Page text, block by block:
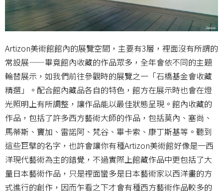
Artizon美術館館內的展覽空間，主要有3層，裡面沒有所謂的
常設展——畢竟館內收藏的作品眾多，全年會依不同的主題
輪替展示，如我們前往參觀時的展覽之一「石橋基金會收藏
精選」。配合館內藏品各自的特色，館方在展示時也會在燈
光照明上有所調整，讓作品能以最佳狀態呈現。館內收藏的
作品，包括了許多西方藝術大師的作品，包括莫內、塞尚、
馬蒂斯、竇加、雷諾阿、梵谷、畢卡索、康丁斯基等。聽到
這些巨擘的名字，也許會讓你有種Artizon美術館好像是一西
洋現代藝術為主的錯覺，不過實際上館藏作品中更包括了大
量日本藝術作品，只是裡面蠻多是日本藝術家以西洋畫的方
式進行的創作，因而乍看之下才會有種西方藝術作品較多的